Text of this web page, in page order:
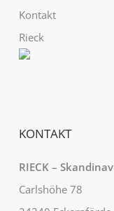
Kontakt
Rieck
KONTAKT
RIECK –
Carlshöhe 78